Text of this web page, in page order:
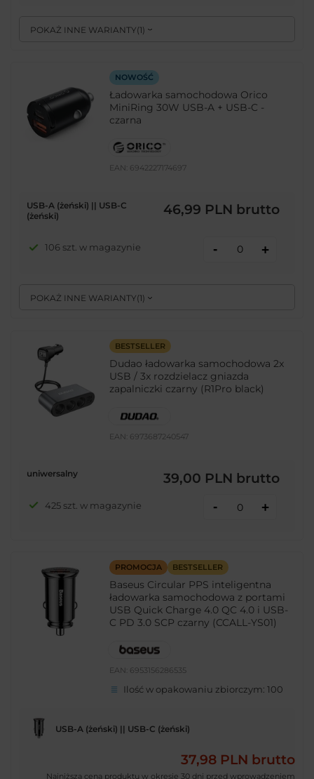
POKAŻ INNE WARIANTY( 1)
NOWOŚĆ
Ładowarka samochodowa Orico
MiniRing 30W USB-A + USB-C -
czarna
EAN: 6942227174697
POKAŻ INNE WARIANTY( 1)
USB-A (żeński) || USB-C
(żeński)
46,99 PLN brutto
106 szt. w magazynie - +
BESTSELLER
Dudao ładowarka samochodowa 2x
USB / 3x rozdzielacz gniazda
zapalniczki czarny (R1Pro black)
EAN: 6973687240547
uniwersalny 39,00 PLN brutto
425 szt. w magazynie - +
PROMOCJA BESTSELLER
Baseus Circular PPS inteligentna
ładowarka samochodowa z portami
USB Quick Charge 4.0 QC 4.0 i USB-
C PD 3.0 SCP czarny (CCALL-YS01)
EAN: 6953156286535
Ilość w opakowaniu zbiorczym:100
USB-A (żeński) || USB-C (żeński)
37,98 PLN brutto
Najniższa cena produktu w okresie 30 dni przed wprowadzeniem